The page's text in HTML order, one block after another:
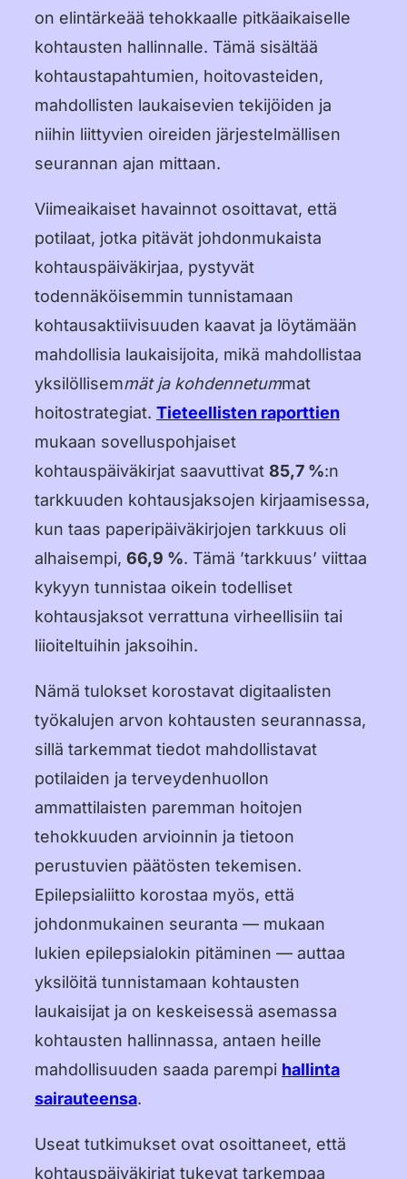
on elintärkeää tehokkaalle pitkäaikaiselle
kohtausten hallinnalle. Tämä sisältää
kohtaustapahtumien, hoitovasteiden,
mahdollisten laukaisevien tekijöiden ja
niihin liittyvien oireiden järjestelmällisen
seurannan ajan mittaan.
Viimeaikaiset havainnot osoittavat, että
potilaat, jotka pitävät johdonmukaista
kohtauspäiväkirjaa, pystyvät
todennäköisemmin tunnistamaan
kohtausaktiivisuuden kaavat ja löytämään
mahdollisia laukaisijoita, mikä mahdollistaa
yksilöllisemmät ja kohdennetummat
hoitostrategiat. Tieteellisten raporttien
mukaan sovelluspohjaiset
kohtauspäiväkirjat saavuttivat 85,7 %:n
tarkkuuden kohtausjaksojen kirjaamisessa,
kun taas paperipäiväkirjojen tarkkuus oli
alhaisempi, 66,9 %. Tämä ’tarkkuus’ viittaa
kykyyn tunnistaa oikein todelliset
kohtausjaksot verrattuna virheellisiin tai
liioiteltuihin jaksoihin.
Nämä tulokset korostavat digitaalisten
työkalujen arvon kohtausten seurannassa,
sillä tarkemmat tiedot mahdollistavat
potilaiden ja terveydenhuollon
ammattilaisten paremman hoitojen
tehokkuuden arvioinnin ja tietoon
perustuvien päätösten tekemisen.
Epilepsialiitto korostaa myös, että
johdonmukainen seuranta — mukaan
lukien epilepsialokin pitäminen — auttaa
yksilöitä tunnistamaan kohtausten
laukaisijat ja on keskeisessä asemassa
kohtausten hallinnassa, antaen heille
mahdollisuuden saada parempi hallinta
sairauteensa.
Useat tutkimukset ovat osoittaneet, että
kohtauspäiväkirjat tukevat tarkempaa